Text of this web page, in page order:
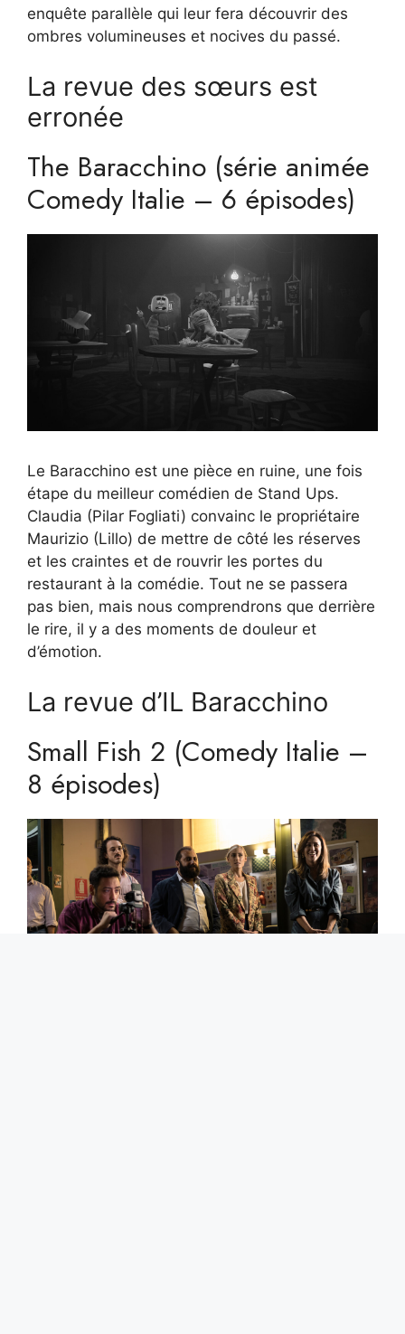
enquête parallèle qui leur fera découvrir des
ombres volumineuses et nocives du passé.
La revue des sœurs est
erronée
The Baracchino (série animée
Comedy Italie – 6 épisodes)
Le Baracchino est une pièce en ruine, une fois
étape du meilleur comédien de Stand Ups.
Claudia (Pilar Fogliati) convainc le propriétaire
Maurizio (Lillo) de mettre de côté les réserves
et les craintes et de rouvrir les portes du
restaurant à la comédie. Tout ne se passera
pas bien, mais nous comprendrons que derrière
le rire, il y a des moments de douleur et
d’émotion.
La revue d’IL Baracchino
Small Fish 2 (Comedy Italie –
8 épisodes)